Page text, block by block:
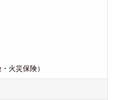
火災保険）